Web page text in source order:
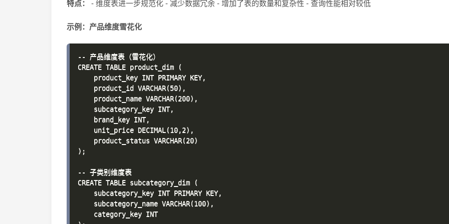
特点： - 维度表进一步规范化 - 减少数据冗余 - 增加了表的数量和复杂性 - 查询性能相对较低
示例：产品维度雪花化
-- 产品维度表（雪花化）
CREATE TABLE product_dim (
    product_key INT PRIMARY KEY,
    product_id VARCHAR(50),
    product_name VARCHAR(200),
    subcategory_key INT,
    brand_key INT,
    unit_price DECIMAL(10,2),
    product_status VARCHAR(20)
);
-- 子类别维度表
CREATE TABLE subcategory_dim (
    subcategory_key INT PRIMARY KEY,
    subcategory_name VARCHAR(100),
    category_key INT